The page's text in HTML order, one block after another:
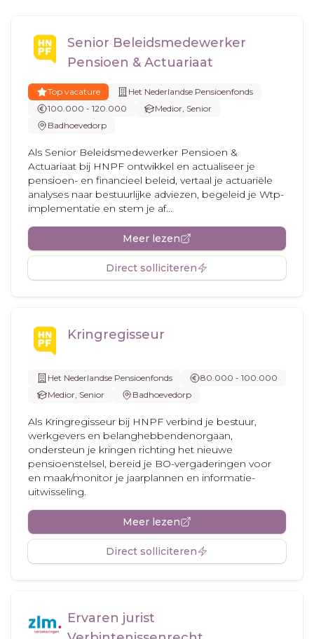
Senior Beleidsmedewerker
Pensioen & Actuariaat
Top vacature
Het Nederlandse Pensioenfonds
100.000 - 120.000
Medior, Senior
Badhoevedorp
Als Senior Beleidsmedewerker Pensioen &
Actuariaat bij HNPF ontwikkel en actualiseer je
pensioen- en financieel beleid, vertaal je actuariële
analyses naar bestuurlijke adviezen, begeleid je Wtp-
implementatie en stem je af...
Meer lezen
Direct solliciteren
Kringregisseur
Het Nederlandse Pensioenfonds
80.000 - 100.000
Medior, Senior
Badhoevedorp
Als Kringregisseur bij HNPF verbind je bestuur,
werkgevers en belanghebbendenorgaan,
ondersteun je kringen richting het nieuwe
pensioenstelsel, bereid je BO-vergaderingen voor
en maak/monitor je jaarplannen en informatie-
uitwisseling.
Meer lezen
Direct solliciteren
Ervaren jurist